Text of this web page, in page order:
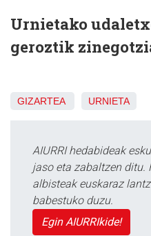
Urnietako
geroztik
GIZARTEA URNIETA
AIURRI hedabideak
jaso eta zabaltzen ditu.
albisteak euskaraz
babestuko duzu.
Egin AIURRIkide!